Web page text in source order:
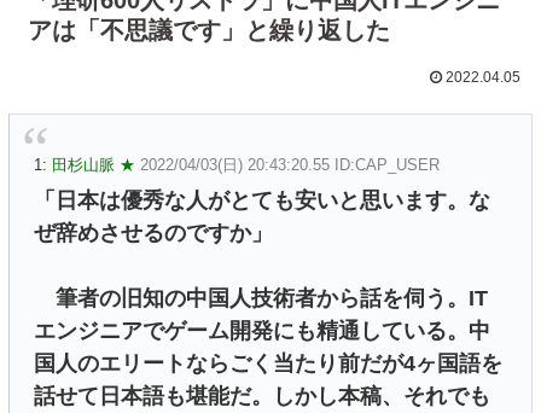
アは「不思議です」と繰り返した
2022.04.05
1: 田杉山脈 ★ 2022/04/03(日) 20:43:20.55 ID:CAP_USER
「日本は優秀な人がとても安いと思います。な
ぜ辞めさせるのですか」
筆者の旧知の中国人技術者から話を伺う。IT
エンジニアでゲーム開発にも精通している。中
国人のエリートならごく当たり前だが4ヶ国語を
話せて日本語も堪能だ。しかし本稿、それでも